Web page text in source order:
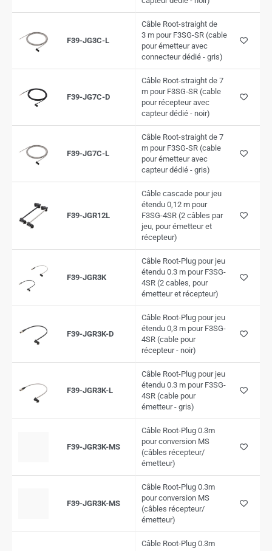
F39-JG3C-L
Câble Root-straight de
3 m pour F3SG-SR (cable
pour émetteur avec
connecteur dédié - gris)
F39-JG7C-D
Câble Root-straight de 7
m pour F3SG-SR (cable
pour récepteur avec
capteur dédié - noir)
F39-JG7C-L
Câble Root-straight de 7
m pour F3SG-SR (cable
pour émetteur avec
capteur dédié - gris)
F39-JGR12L
Câble cascade pour jeu
étendu 0,12 m pour
F3SG-4SR (2 câbles par
jeu, pour émetteur et
récepteur)
F39-JGR3K
Câble Root-Plug pour jeu
étendu 0.3 m pour F3SG-
4SR (2 cables, pour
émetteur et récepteur)
F39-JGR3K-D
Câble Root-Plug pour jeu
étendu 0,3 m pour F3SG-
4SR (cable pour
récepteur - noir)
F39-JGR3K-L
Câble Root-Plug pour jeu
étendu 0.3 m pour F3SG-
4SR (cable pour
émetteur - gris)
F39-JGR3K-MS
Câble Root-Plug 0.3m
pour conversion MS
(câbles récepteur/
émetteur)
F39-JGR3K-MS
Câble Root-Plug 0.3m
pour conversion MS
(câbles récepteur/
émetteur)
Câble Root-Plug 0.3m